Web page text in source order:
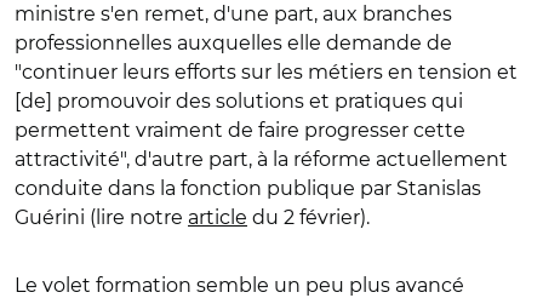
ministre s'en remet, d'une part, aux branches
professionnelles auxquelles elle demande de
"continuer leurs efforts sur les métiers en tension et
[de] promouvoir des solutions et pratiques qui
permettent vraiment de faire progresser cette
attractivité", d'autre part, à la réforme actuellement
conduite dans la fonction publique par Stanislas
Guérini (lire notre article du 2 février).
Le volet formation semble un peu plus avancé